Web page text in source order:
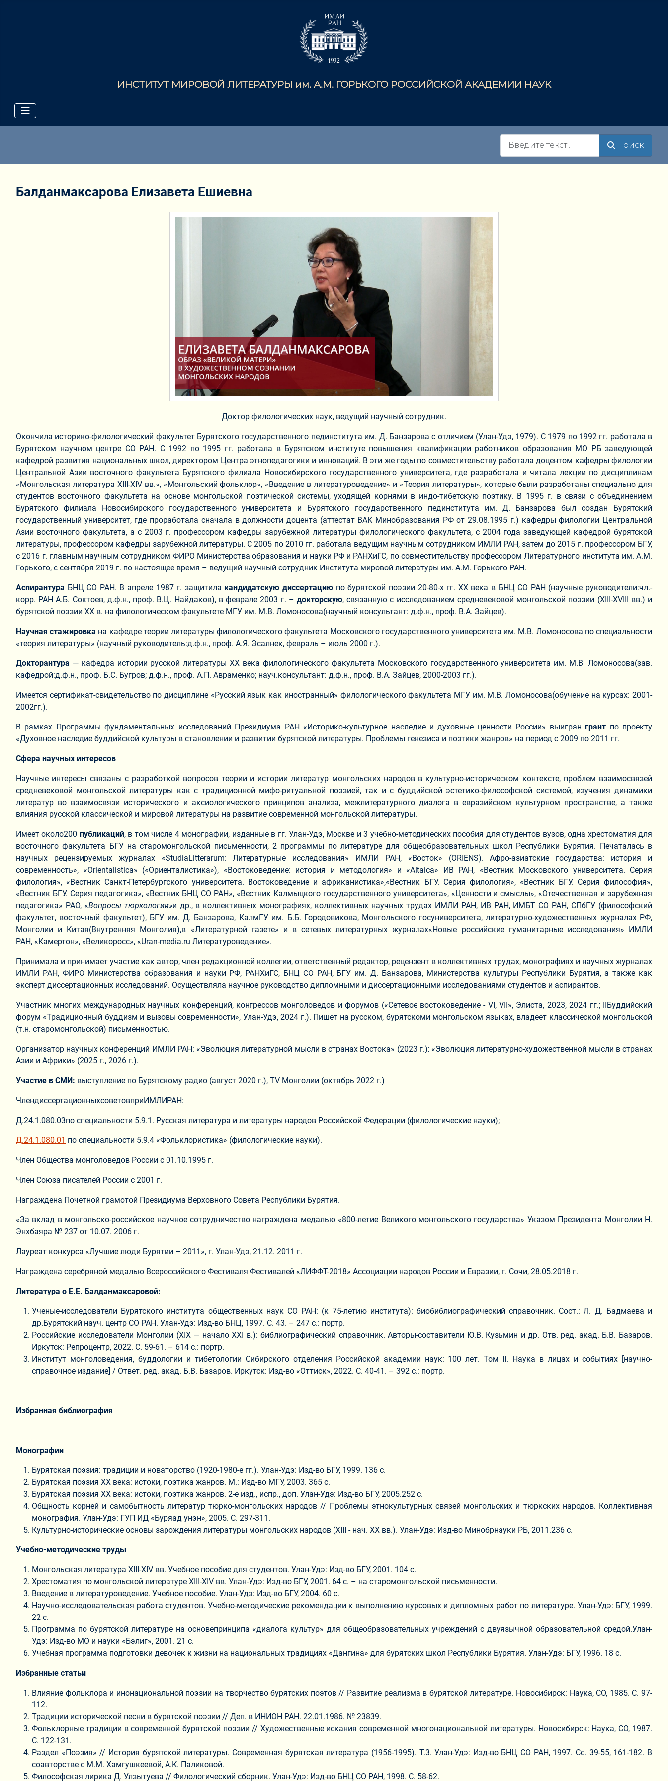
ИНСТИТУТ МИРОВОЙ ЛИТЕРАТУРЫ им. А.М. ГОРЬКОГО РОССИЙСКОЙ АКАДЕМИИ НАУК
Поиск
Балданмаксарова Елизавета Ешиевна
Доктор филологических наук, ведущий научный сотрудник.
Окончила историко-филологический факультет Бурятского государственного пединститута им. Д. Банзарова с отличием (Улан-Удэ, 1979). С 1979 по 1992 гг. работала в
Бурятском научном центре СО РАН. С 1992 по 1995 гг. работала в Бурятском институте повышения квалификации работников образования МО РБ заведующей
кафедрой развития национальных школ, директором Центра этнопедагогики и инноваций. В эти же годы по совместительству работала доцентом кафедры филологии
Центральной Азии восточного факультета Бурятского филиала Новосибирского государственного университета, где разработала и читала лекции по дисциплинам
«Монгольская литература XIII-XIV вв.», «Монгольский фольклор», «Введение в литературоведение» и «Теория литературы», которые были разработаны специально для
студентов восточного факультета на основе монгольской поэтической системы, уходящей корнями в индо-тибетскую поэтику. В 1995 г. в связи с объединением
Бурятского филиала Новосибирского государственного университета и Бурятского государственного пединститута им. Д. Банзарова был создан Бурятский
государственный университет, где проработала сначала в должности доцента (аттестат ВАК Минобразования РФ от 29.08.1995 г.) кафедры филологии Центральной
Азии восточного факультета, а с 2003 г. профессором кафедры зарубежной литературы филологического факультета, с 2004 года заведующей кафедрой бурятской
литературы, профессором кафедры зарубежной литературы. С 2005 по 2010 гг. работала ведущим научным сотрудником ИМЛИ РАН, затем до 2015 г. профессором БГУ,
с 2016 г. главным научным сотрудником ФИРО Министерства образования и науки РФ и РАНХиГС, по совместительству профессором Литературного института им. А.М.
Горького, с сентября 2019 г. по настоящее время – ведущий научный сотрудник Института мировой литературы им. А.М. Горького РАН.
Аспирантура БНЦ СО РАН. В апреле 1987 г. защитила кандидатскую диссертацию по бурятской поэзии 20-80-х гг. XX века в БНЦ СО РАН (научные руководители:чл.-
корр. РАН А.Б. Соктоев, д.ф.н., проф. В.Ц. Найдаков), в феврале 2003 г. – докторскую, связанную с исследованием средневековой монгольской поэзии (XIII-XVIII вв.) и
бурятской поэзии XX в. на филологическом факультете МГУ им. М.В. Ломоносова(научный консультант: д.ф.н., проф. В.А. Зайцев).
Научная стажировка на кафедре теории литературы филологического факультета Московского государственного университета им. М.В. Ломоносова по специальности
«теория литературы» (научный руководитель:д.ф.н., проф. А.Я. Эсалнек, февраль – июль 2000 г.).
Докторантура — кафедра истории русской литературы XX века филологического факультета Московского государственного университета им. М.В. Ломоносова(зав.
кафедрой:д.ф.н., проф. Б.С. Бугров; д.ф.н., проф. А.П. Авраменко; науч.консультант: д.ф.н., проф. В.А. Зайцев, 2000-2003 гг.).
Имеется сертификат-свидетельство по дисциплине «Русский язык как иностранный» филологического факультета МГУ им. М.В. Ломоносова(обучение на курсах: 2001-
2002гг.).
В рамках Программы фундаментальных исследований Президиума РАН «Историко-культурное наследие и духовные ценности России» выигрангрант по проекту
«Духовное наследие буддийской культуры в становлении и развитии бурятской литературы. Проблемы генезиса и поэтики жанров» на период с 2009 по 2011 гг.
Сфера научных интересов
Научные интересы связаны с разработкой вопросов теории и истории литератур монгольских народов в культурно-историческом контексте, проблем взаимосвязей
средневековой монгольской литературы как с традиционной мифо-ритуальной поэзией, так и с буддийской эстетико-философcкой системой, изучения динамики
литератур во взаимосвязи исторического и аксиологического принципов анализа, межлитературного диалога в евразийском культурном пространстве, а также
влияния русской классической и мировой литературы на развитие современной монгольской литературы.
Имеет около200 публикаций, в том числе 4 монографии, изданные в гг. Улан-Удэ, Москве и 3 учебно-методических пособия для студентов вузов, одна хрестоматия для
восточного факультета БГУ на старомонгольской письменности, 2 программы по литературе для общеобразовательных школ Республики Бурятия. Печаталась в
научных рецензируемых журналах «StudiaLitterarum: Литературные исследования» ИМЛИ РАН, «Восток» (ORIENS). Афро-азиатские государства: история и
современность», «Orientalistica» («Ориенталистика»), «Востоковедение: история и методология» и «Altaica» ИВ РАН, «Вестник Московского университета. Серия
филология», «Вестник Санкт-Петербургского университета. Востоковедение и африканистика»,«Вестник БГУ. Серия филология», «Вестник БГУ. Серия философия»,
«Вестник БГУ. Серия педагогика», «Вестник БНЦ СО РАН», «Вестник Калмыцкого государственного университета», «Ценности и смыслы», «Отечественная и зарубежная
педагогика» РАО, «Вопросы тюркологии»и др., в коллективных монографиях, коллективных научных трудах ИМЛИ РАН, ИВ РАН, ИМБТ СО РАН, СПбГУ (философский
факультет, восточный факультет), БГУ им. Д. Банзарова, КалмГУ им. Б.Б. Городовикова, Монгольского госуниверситета, литературно-художественных журналах РФ,
Монголии и Китая(Внутренняя Монголия),в «Литературной газете» и в сетевых литературных журналах«Новые российские гуманитарные исследования» ИМЛИ
РАН, «Камертон», «Великоросс», «Uran-media.ru Литературоведение».
Принимала и принимает участие как автор, член редакционной коллегии, ответственный редактор, рецензент в коллективных трудах, монографиях и научных журналах
ИМЛИ РАН, ФИРО Министерства образования и науки РФ, РАНХиГС, БНЦ СО РАН, БГУ им. Д. Банзарова, Министерства культуры Республики Бурятия, а также как
эксперт диссертационных исследований. Осуществляла научное руководство дипломными и диссертационными исследованиями студентов и аспирантов.
Участник многих международных научных конференций, конгрессов монголоведов и форумов («Сетевое востоковедение - VI, VII», Элиста, 2023, 2024 гг.; IIБуддийский
форум «Традиционный буддизм и вызовы современности», Улан-Удэ, 2024 г.). Пишет на русском, бурятскоми монгольском языках, владеет классической монгольской
(т.н. старомонгольской) письменностью.
Организатор научных конференций ИМЛИ РАН: «Эволюция литературной мысли в странах Востока» (2023 г.); «Эволюция литературно-художественной мысли в странах
Азии и Африки» (2025 г., 2026 г.).
Участие в СМИ: выступление по Бурятскому радио (август 2020 г.), TV Монголии (октябрь 2022 г.)
ЧлендиссертационныхсоветовприИМЛИРАН:
Д.24.1.080.03по специальности 5.9.1. Русская литература и литературы народов Российской Федерации (филологические науки);
Д.24.1.080.01 по специальности 5.9.4 «Фольклористика» (филологические науки).
Член Общества монголоведов России с 01.10.1995 г.
Член Союза писателей России с 2001 г.
Награждена Почетной грамотой Президиума Верховного Совета Республики Бурятия.
«За вклад в монгольско-российское научное сотрудничество награждена медалью «800-летие Великого монгольского государства» Указом Президента Монголии Н.
Энхбаяра № 237 от 10.07. 2006 г.
Лауреат конкурса «Лучшие люди Бурятии – 2011», г. Улан-Удэ, 21.12. 2011 г.
Награждена серебряной медалью Всероссийского Фестиваля Фестивалей «ЛИФФТ-2018» Ассоциации народов России и Евразии, г. Сочи, 28.05.2018 г.
Литература о Е.Е. Балданмаксаровой:
Ученые-исследователи Бурятского института общественных наук СО РАН: (к 75-летию института): биобиблиографический справочник. Сост.: Л. Д. Бадмаева и
др.Бурятский науч. центр СО РАН. Улан-Удэ: Изд-во БНЦ, 1997. С. 43. – 247 с.: портр.
Российские исследователи Монголии (XIX — начало XXI в.): библиографический справочник. Авторы-составители Ю.В. Кузьмин и др. Отв. ред. акад. Б.В. Базаров.
Иркутск: Репроцентр, 2022. С. 59-61. – 614 с.: портр.
Институт монголоведения, буддологии и тибетологии Сибирского отделения Российской академии наук: 100 лет. Том II. Наука в лицах и событиях [научно-
справочное издание] / Ответ. ред. акад. Б.В. Базаров. Иркутск: Изд-во «Оттиск», 2022. С. 40-41. – 392 с.: портр.
Избранная библиография
Монографии
Бурятская поэзия: традиции и новаторство (1920-1980-е гг.). Улан-Удэ: Изд-во БГУ, 1999. 136 с.
Бурятская поэзия XX века: истоки, поэтика жанров. М.: Изд-во МГУ, 2003. 365 с.
Бурятская поэзия XX века: истоки, поэтика жанров. 2-е изд., испр., доп. Улан-Удэ: Изд-во БГУ, 2005.252 с.
Общность корней и самобытность литератур тюрко-монгольских народов // Проблемы этнокультурных связей монгольских и тюркских народов. Коллективная
монография. Улан-Удэ: ГУП ИД «Буряад унэн», 2005. С. 297-311.
Культурно-исторические основы зарождения литературы монгольских народов (XIII - нач. XX вв.). Улан-Удэ: Изд-во Минобрнауки РБ, 2011.236 с.
Учебно-методические труды
Монгольская литература XIII-XIV вв. Учебное пособие для студентов. Улан-Удэ: Изд-во БГУ, 2001. 104 с.
Хрестоматия по монгольской литературе XIII-XIV вв. Улан-Удэ: Изд-во БГУ, 2001. 64 с. – на старомонгольской письменности.
Введение в литературоведение. Учебное пособие. Улан-Удэ: Изд-во БГУ, 2004. 60 с.
Научно-исследовательская работа студентов. Учебно-методические рекомендации к выполнению курсовых и дипломных работ по литературе. Улан-Удэ: БГУ, 1999.
22 с.
Программа по бурятской литературе на основепринципа «диалога культур» для общеобразовательных учреждений с двуязычной образовательной средой.Улан-
Удэ: Изд-во МО и науки «Бэлиг», 2001. 21 с.
Учебная программа подготовки девочек к жизни на национальных традициях «Дангина» для бурятских школ Республики Бурятия. Улан-Удэ: БГУ, 1996. 18 с.
Избранные статьи
Влияние фольклора и инонациональной поэзии на творчество бурятских поэтов // Развитие реализма в бурятской литературе. Новосибирск: Наука, СО, 1985. С. 97-
112.
Традиции исторической песни в бурятской поэзии // Деп. в ИНИОН РАН. 22.01.1986. № 23839.
Фольклорные традиции в современной бурятской поэзии // Художественные искания современной многонациональной литературы. Новосибирск: Наука, СО, 1987.
С. 122-131.
Раздел «Поэзия» // История бурятской литературы. Современная бурятская литература (1956-1995). Т.3. Улан-Удэ: Изд-во БНЦ СО РАН, 1997. Сc. 39-55, 161-182. В
соавторстве с М.М. Хамгушкеевой, А.К. Паликовой.
Философская лирика Д. Улзытуева // Филологический сборник. Улан-Удэ: Изд-во БНЦ СО РАН, 1998. С. 58-62.